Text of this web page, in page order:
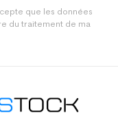
que les données
du traitement de ma